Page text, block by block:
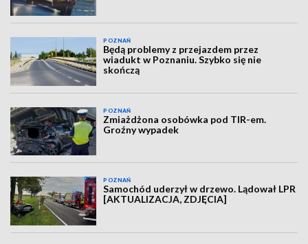
POZNAŃ
Będą problemy z przejazdem przez
wiadukt w Poznaniu. Szybko się nie
skończą
POZNAŃ
Zmiażdżona osobówka pod TIR-em.
Groźny wypadek
POZNAŃ
Samochód uderzył w drzewo. Lądował LPR
[AKTUALIZACJA, ZDJĘCIA]